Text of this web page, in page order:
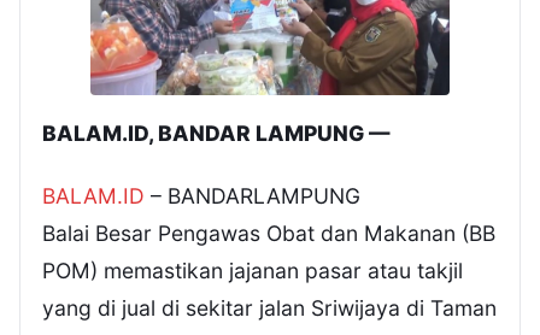
BALAM.ID, BANDAR LAMPUNG —
BALAM.ID – BANDARLAMPUNG
Balai Besar Pengawas Obat dan Makanan (BB
POM) memastikan jajanan pasar atau takjil
yang di jual di sekitar jalan Sriwijaya di Taman